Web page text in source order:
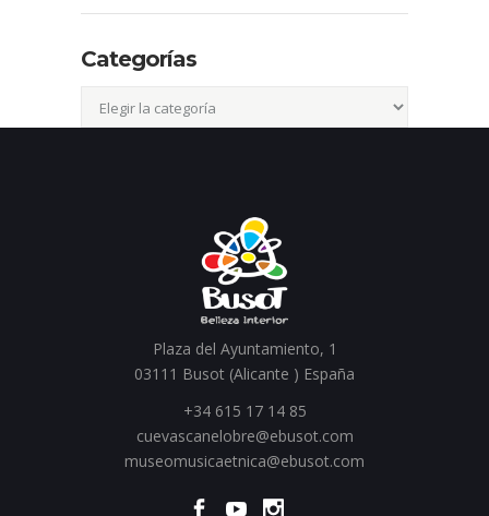
Categorías
Categorías
Plaza del Ayuntamiento, 1
03111 Busot (Alicante ) España
+34 615 17 14 85
cuevascanelobre@ebusot.com
museomusicaetnica@ebusot.com